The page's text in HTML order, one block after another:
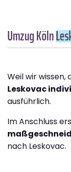
Umzug Köln
Weil wir wissen,
Leskovac
ausführlich.
Im Anschluss
nach Leskovac.